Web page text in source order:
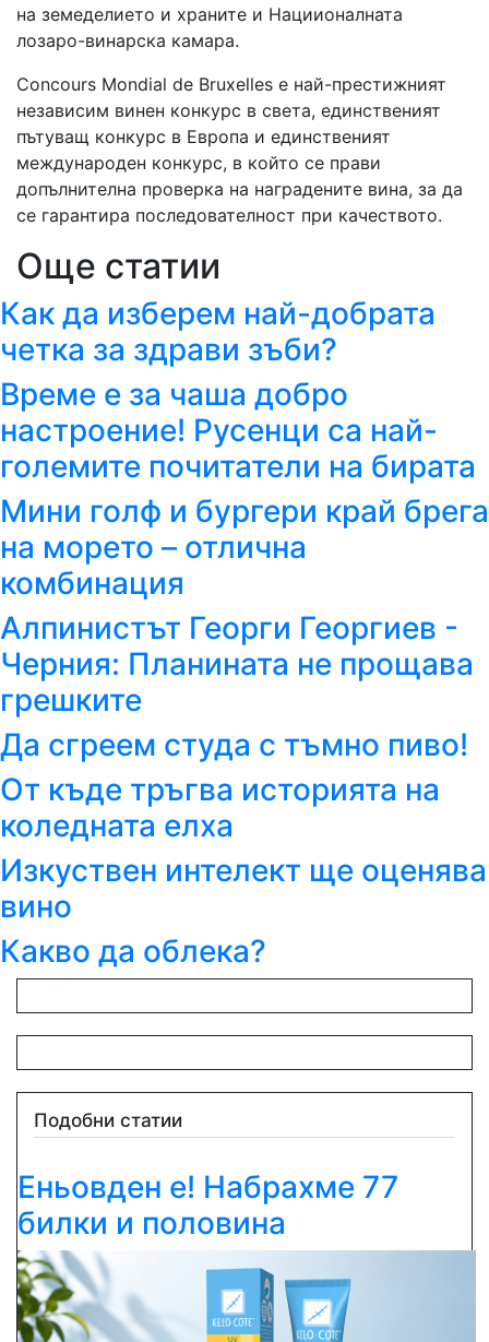
на земеделието и храните и Нациионалната
лозаро-винарска камара.
Concours Mondial de Bruxelles е най-престижният
независим винен конкурс в света, единственият
пътуващ конкурс в Европа и единственият
международен конкурс, в който се прави
допълнителна проверка на наградените вина, за да
се гарантира последователност при качеството.
Още статии
Как да изберем най-добрата
четка за здрави зъби?
Време е за чаша добро
настроение! Русенци са най-
големите почитатели на бирата
Мини голф и бургери край брега
на морето – отлична
комбинация
Алпинистът Георги Георгиев -
Черния: Планината не прощава
грешките
Да сгреем студа с тъмно пиво!
От къде тръгва историята на
коледната елха
Изкуствен интелект ще оценява
вино
Какво да облека?
Подобни статии
Еньовден е! Набрахме 77
билки и половина